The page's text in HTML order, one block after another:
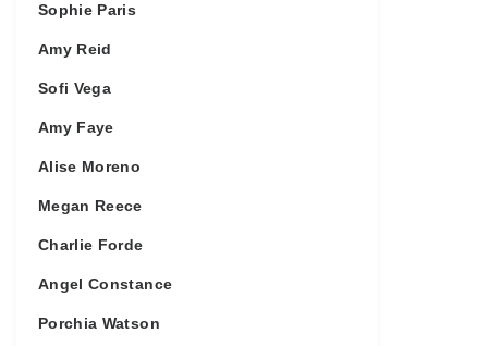
Sophie Paris
Amy Reid
Sofi Vega
Amy Faye
Alise Moreno
Megan Reece
Charlie Forde
Angel Constance
Porchia Watson